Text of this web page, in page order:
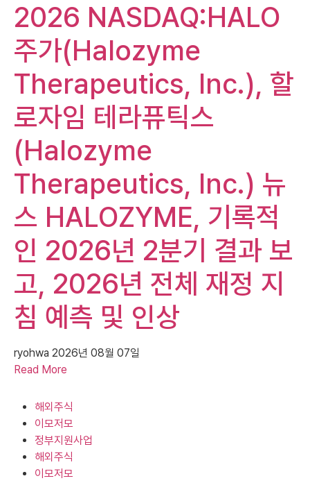
2026 NASDAQ:HALO
주가(Halozyme
Therapeutics, Inc.), 할
로자임 테라퓨틱스
(Halozyme
Therapeutics, Inc.) 뉴
스 HALOZYME, 기록적
인 2026년 2분기 결과 보
고, 2026년 전체 재정 지
침 예측 및 인상
ryohwa 2026년 08월 07일
Read More
해외주식
이모저모
정부지원사업
해외주식
이모저모